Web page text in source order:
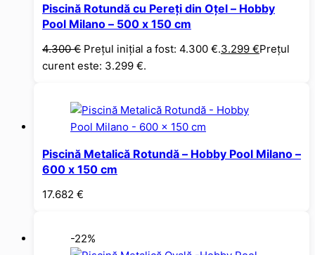
Piscină Rotundă cu Pereți din Oțel – Hobby
Pool Milano – 500 x 150 cm
4.300€ Prețul inițial a fost: 4.300 €.3.299 €Prețul
curent este: 3.299 €.
Piscină Metalică Rotundă – Hobby Pool Milano –
600 x 150 cm
17.682 €
-22%